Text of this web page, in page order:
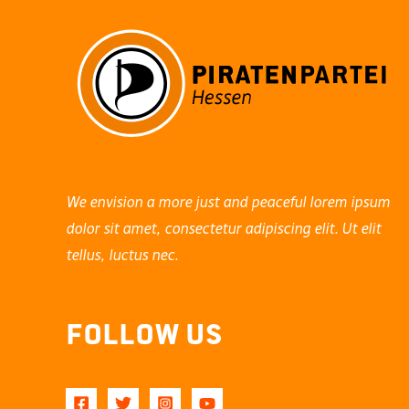
We envision a more just and peaceful lorem ipsum
dolor sit amet, consectetur adipiscing elit. Ut elit
tellus, luctus nec.
Follow Us